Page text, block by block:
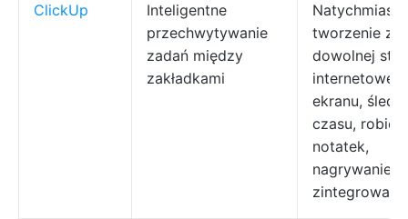
ClickUp
Inteligentne
przechwytywanie
zadań między
zakładkami
tworzenie
dowolnej
internetowej,
ekranu,
czasu,
notatek,
nagrywanie